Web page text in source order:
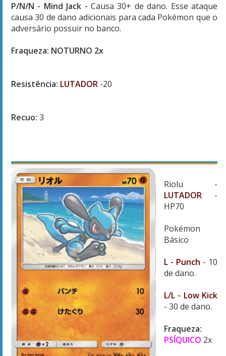
P/N/N - Mind Jack -Causa 30+ de dano. Esse ataque
causa 30 de dano adicionais para cada Pokémon que o
adversário possuir no banco.
Fraqueza: NOTURNO 2x
Resistência: LUTADOR -20
Recuo: 3
Riolu -
LUTADOR -
HP70
Pokémon
Básico
L - Punch - 10
de dano.
L/L - Low Kick
- 30 de dano.
Fraqueza:
PSÍQUICO 2x